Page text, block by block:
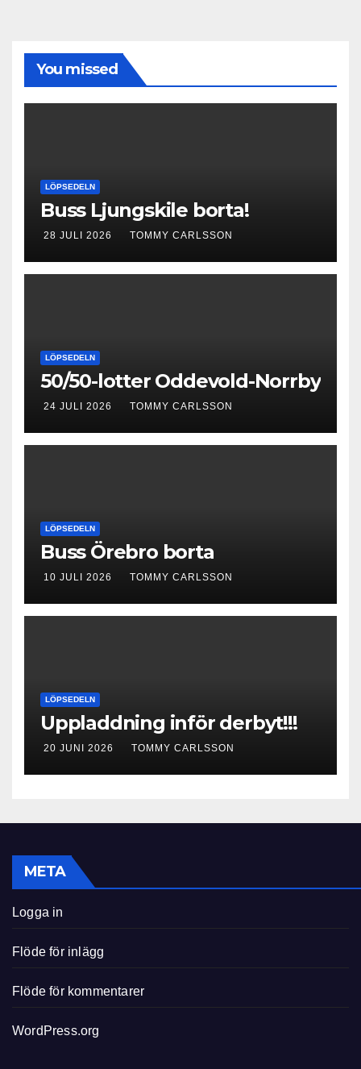
You missed
LÖPSEDELN
Buss Ljungskile borta!
28 JULI 2026 TOMMY CARLSSON
LÖPSEDELN
50/50-lotter Oddevold-Norrby
24 JULI 2026 TOMMY CARLSSON
LÖPSEDELN
Buss Örebro borta
10 JULI 2026 TOMMY CARLSSON
LÖPSEDELN
Uppladdning inför derbyt!!!
20 JUNI 2026 TOMMY CARLSSON
META
Logga in
Flöde för inlägg
Flöde för kommentarer
WordPress.org